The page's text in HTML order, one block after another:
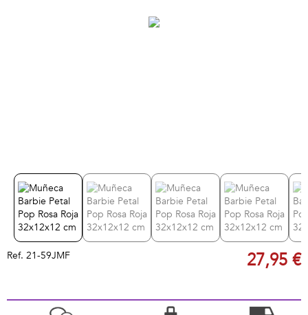
Ref. 21-59JMF 27,95 €